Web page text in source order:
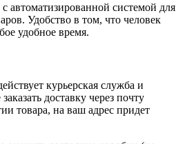
автоматизированной системой для
Удобство в том, что человек
удобное время.
курьерская служба и
доставку через почту
товара, на ваш адрес придет